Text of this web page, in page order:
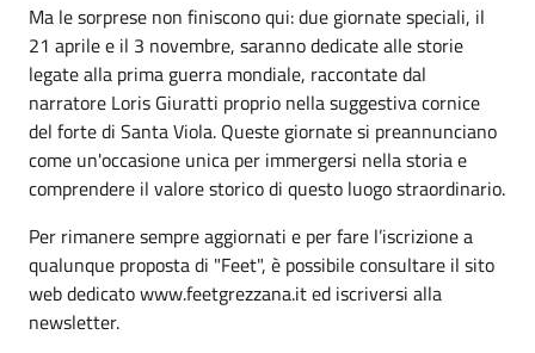
Ma le sorprese non finiscono qui: due giornate speciali, il
21 aprile e il 3 novembre, saranno dedicate alle storie
legate alla prima guerra mondiale, raccontate dal
narratore Loris Giuratti proprio nella suggestiva cornice
del forte di Santa Viola. Queste giornate si preannunciano
come un'occasione unica per immergersi nella storia e
comprendere il valore storico di questo luogo straordinario.
Per rimanere sempre aggiornati e per fare l’iscrizione a
qualunque proposta di "Feet", è possibile consultare il sito
web dedicato www.feetgrezzana.it ed iscriversi alla
newsletter.